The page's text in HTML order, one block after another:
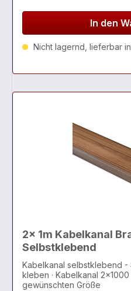
In den
Nicht lagernd, lieferbar
2x 1m Kabelkanal
Selbstklebend
Kabelkanal selbstklebend
kleben · Kabelkanal
gewünschten Größe